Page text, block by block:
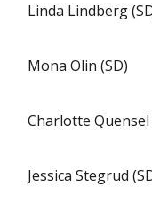
Linda Lindberg
Mona Olin (SD)
Charlotte Quensel
Jessica Stegrud